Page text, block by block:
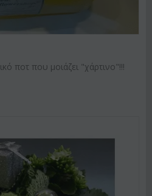
ποτ που μοιάζει "χάρτινο"!!!